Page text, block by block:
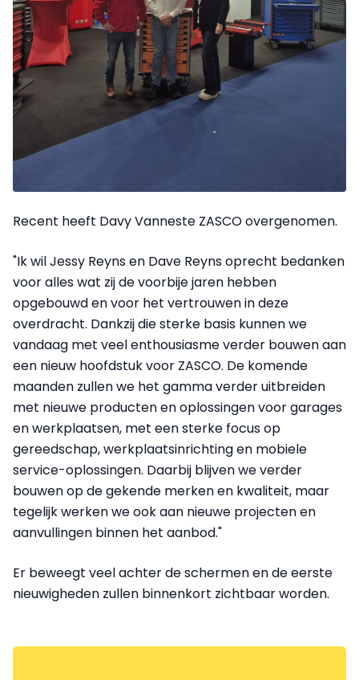
Recent heeft Davy Vanneste ZASCO overgenomen.
"Ik wil Jessy Reyns en Dave Reyns oprecht bedanken
voor alles wat zij de voorbije jaren hebben
opgebouwd en voor het vertrouwen in deze
overdracht. Dankzij die sterke basis kunnen we
vandaag met veel enthousiasme verder bouwen aan
een nieuw hoofdstuk voor ZASCO. De komende
maanden zullen we het gamma verder uitbreiden
met nieuwe producten en oplossingen voor garages
en werkplaatsen, met een sterke focus op
gereedschap, werkplaatsinrichting en mobiele
service-oplossingen. Daarbij blijven we verder
bouwen op de gekende merken en kwaliteit, maar
tegelijk werken we ook aan nieuwe projecten en
aanvullingen binnen het aanbod."
Er beweegt veel achter de schermen en de eerste
nieuwigheden zullen binnenkort zichtbaar worden.